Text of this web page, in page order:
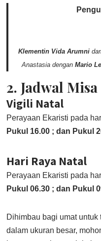
Klementin Vida Arumni
Anastasia denganMario
2. Jadwal Misa
Vigili Natal
Perayaan Ekaristi pada
Pukul 16.00 ; dan Pukul
Hari Raya Natal
Perayaan Ekaristi pada
Pukul 06.30 ; dan Pukul
Dihimbau bagi umat
dalam ukuran besar,